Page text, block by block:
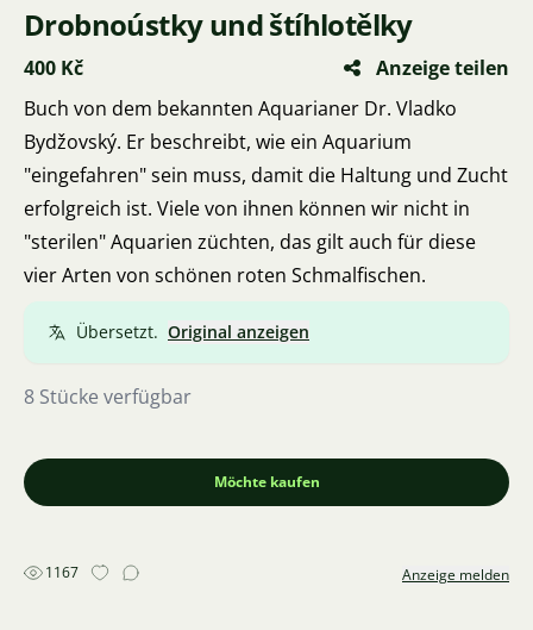
Drobnoústky und štíhlotělky
400 Kč
Anzeige teilen
Buch von dem bekannten Aquarianer Dr. Vladko
Bydžovský. Er beschreibt, wie ein Aquarium
"eingefahren" sein muss, damit die Haltung und Zucht
erfolgreich ist. Viele von ihnen können wir nicht in
"sterilen" Aquarien züchten, das gilt auch für diese
vier Arten von schönen roten Schmalfischen.
Übersetzt. Original anzeigen
8 Stücke verfügbar
Möchte kaufen
1167 Anzeige melden